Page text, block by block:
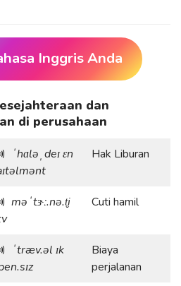
Inggris Anda
dan
di perusahaan
ˈhɑləˌdeɪ ɛn
Hak Liburan
məˈtɝː.nə.t̬i
Cuti hamil
ˈtræv.əl ɪk
Biaya
perjalanan